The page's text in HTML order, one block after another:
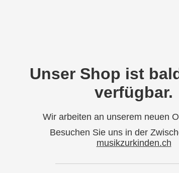
Unser Shop ist
verfügbar.
Wir arbeiten an unserem neuen
Besuchen Sie uns in der
musikzurkinden.ch